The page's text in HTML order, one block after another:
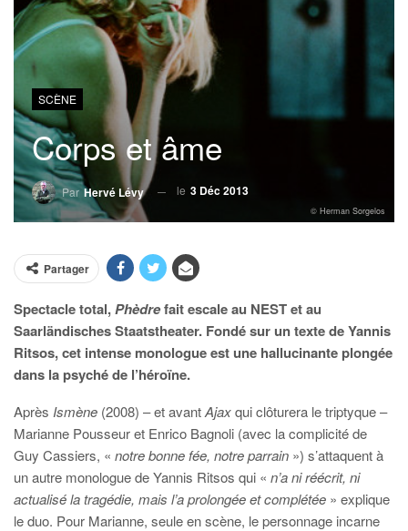
SCÈNE
Corps et âme
Par Hervé Lévy le 3 Déc 2013
© Herman Sorgelos
Partager
Spectacle total,Phèdrefait escale au NEST et au
Saarländisches Staatstheater. Fondé sur un texte de Yannis
Ritsos,cet intense monologue est une hallucinante plongée
dans la psyché de l’héroïne.
Après Ismène (2008) – et avantAjaxqui clôturera le triptyque –
Marianne Pousseur et Enrico Bagnoli (avec la complicité de
Guy Cassiers, « notre bonne fée, notre parrain ») s’attaquent à
un autre monologue de Yannis Ritsos qui « n’a ni réécrit, ni
actualisé la tragédie, mais l’a prolongée et complétée » explique
le duo. Pour Marianne, seule en scène, le personnage incarne